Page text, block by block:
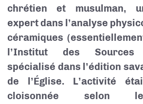
chrétien et musulman,
expert dans l’analyse
céramiques
l’Institut des Sources
spécialisé dans l’édition
de l’Église. L’activité
cloisonnée selon